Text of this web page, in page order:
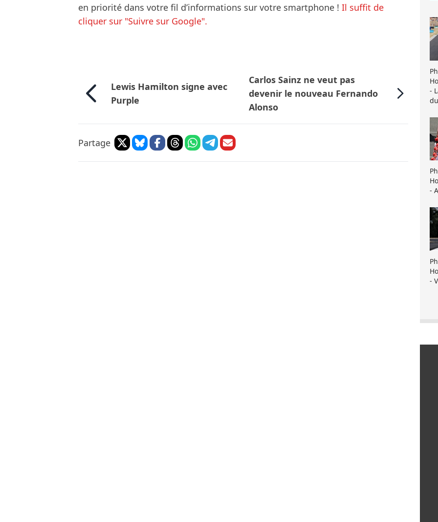
en priorité dans votre fil d’informations sur votre smartphone ! Il suffit de
cliquer sur "Suivre sur Google".
Lewis Hamilton signe avec
Purple
Carlos Sainz ne veut pas
devenir le nouveau Fernando
Alonso
Partage
-
-
-